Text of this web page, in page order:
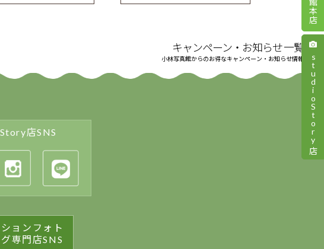
キャンペーン・お知らせ 一覧
小林写真館からのお得なキャンペーン・お知らせ情報
店SNS
ョンフォト
専門店SNS
studioStory
店